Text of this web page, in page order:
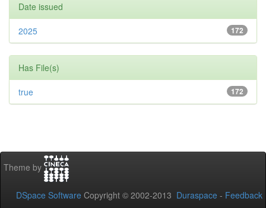
Date issued
172
2025
Has File(s)
172
true
Theme by
DSpace Software Copyright © 2002-2013 Duraspace - Feedback